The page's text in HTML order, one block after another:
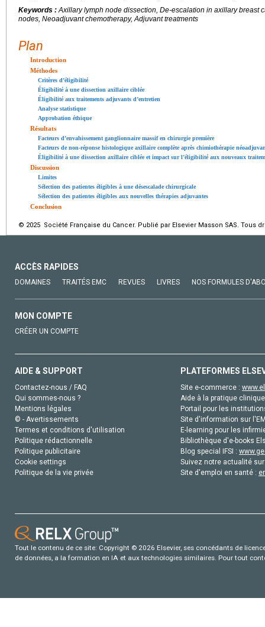
Keywords :Axillary lymph node dissection, De-escalation in axillary breast
nodes, Neoadjuvant chemotherapy, Adjuvant treatments
Plan
Introduction
Méthodes
Critères d’éligibilité
Éligibilité à une dissection axillaire ciblée
Éligibilité aux traitements adjuvants d’entretien
Analyse statistique
Approbation éthique
Résultats
Facteurs d’envahissement ganglionnaire massif en chirurgie première
Facteurs de non-réponse histologique axillaire complète après chimiothérapie
Éligibilité à une dissection axillaire ciblée et impact sur l’éligibilité aux nouveaux
Discussion
Limites
Sélection des patientes éligibles à une désescalade chirurgicale
Sélection des patientes éligibles aux nouvelles thérapies adjuvantes
Conclusion
© 2025 Société Française du Cancer. Publié par Elsevier Masson SAS. Tous
ACCÈS RAPIDES
DOMAINES TRAITÉS EMC REVUES LIVRES NOS FORMULES
MON COMPTE
CRÉER UN COMPTE
AIDE & SUPPORT
Contactez-nous / FAQ
Qui sommes-nous ?
Mentions légales
© - Avertissements
Termes et conditions d'utilisation
Politique rédactionnelle
Politique publicitaire
Cookie settings
Politique de la vie privée
PLATEFORMES
Site e-commerce :
Aide à la pratique
Portail pour les
Site d'information sur
E-learning pour les
Bibliothèque d'e-books
Blog special IFSI :
Suivez notre actualité
Site d'emploi en santé :
Tout le contenu de ce site: Copyright © 2026 Elsevier, ses concédants de
de données, a la formation en IA et aux technologies similaires. Pour tout